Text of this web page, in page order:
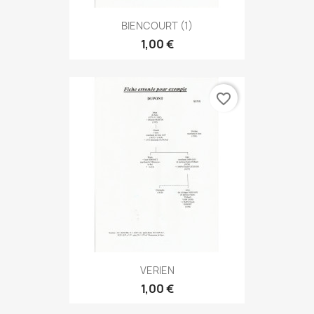
BIENCOURT (1)
1,00 €
VERIEN
1,00 €
favorite_border